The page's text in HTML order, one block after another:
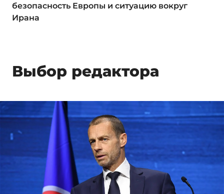
безопасность Европы и ситуацию вокруг
Ирана
Выбор редактора